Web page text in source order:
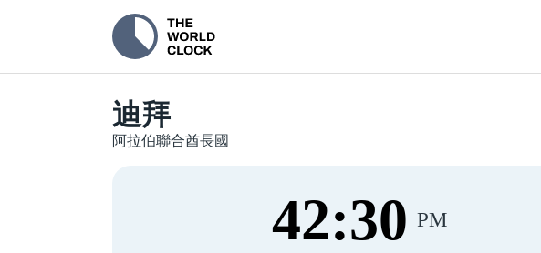
迪拜
阿拉伯聯合酋長國
42:31 PM